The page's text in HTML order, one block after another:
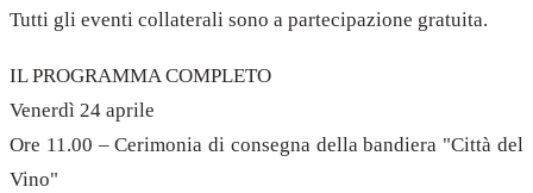
Tutti gli eventi collaterali sono a partecipazione gratuita.
IL PROGRAMMA COMPLETO
Venerdì 24 aprile
Ore 11.00 – Cerimonia di consegna della bandiera "Città del
Vino"